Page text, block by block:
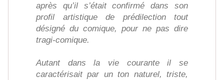
après qu’il s’était confirmé dans son
profil artistique de prédilection tout
désigné du comique, pour ne pas dire
tragi-comique.
Autant dans la vie courante il se
caractérisait par un ton naturel, triste,